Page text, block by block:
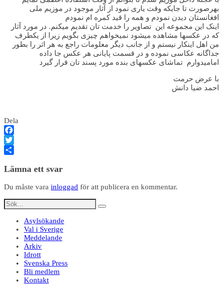
بهرصورت تا جایکه وقت یاری نمود از آثار موجود در موزیم ملی
افغانستان دیدن نمودم و همه را قید کمره ام نمودم
اینک این مجموعه این تصاویر را خدمت تان تقدیم میکنم. در مورد آثار
که در عکسها مشاهده میشود نمیخواهم چیزی بگویم زیرا از یکطرف
من اهل اینکار نیستم و از جانب دیگر معلومات راجع به هر اثر را بطور
جداگانه عکاسی نموده و در قسمت پایانی هر عکس جا داده
امامیدوارم تماشای عکسهای بنده مورد پسند تان قرار گیرد
با عرض حرمت
احمد ضیا دانش
Dela
Facebook
Twitter
Lämna ett svar
Du måste vara inloggad för att publicera en kommentar.
Asylsökande
Val i Sverige
Meddelande
Arkiv
Idrott
Svenska Press
Bli medlem
Kontakt